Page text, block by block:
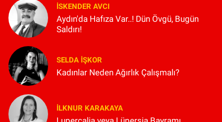
İSKENDER AVCI
Aydın'da Hafıza Var..! Dün Övgü, Bugün
Saldırı!
SELDA İŞKOR
Kadınlar Neden Ağırlık Çalışmalı?
İLKNUR KARAKAYA